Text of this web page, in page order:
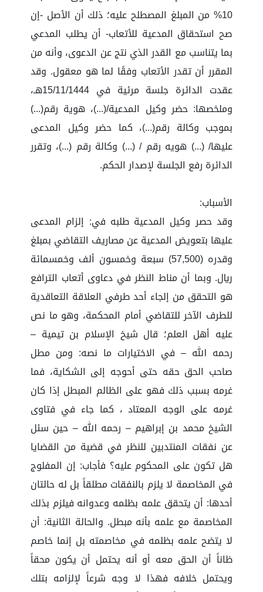
10% من المبلغ المصطلح عليه؛ ذلك أن الأصل -إن
صح استحقاق المدعية للأتعاب- أن يطلب المدعي
بما يتناسب مع القدر الذي نتج عن الدعوى، وأنه من
المقرر أن تقدر الأتعاب وفقًا لما هو معقول. وقد
عقدت الدائرة جلسة مرئية في 15/11/1444هـ،
وملخصها: حضر وكيل المدعية/(...)، هوية رقم(...)
بموجب وكالة رقم(...)، كما حضر وكيل المدعى
عليها/ (...) هويه رقم / (...) وكالة رقم (...)، وتقرر
الدائرة رفع الجلسة لإصدار الحكم.
الأسباب:
وقد حصر وكيل المدعية طلبه في: إلزام المدعى
عليها بتعويض المدعية عن مصاريف التقاضي بمبلغ
وقدره (57,500) سبعة وخمسون ألف وخمسمائة
ريال. وبما أن مناط النظر في دعاوى أتعاب الترافع
هو التحقق من إلجاء أحد طرفي العلاقة التعاقدية
للطرف الآخر للتقاضي أمام المحكمة، وهو ما نص
عليه أهل العلم؛ قال شيخ الإسلام بن تيمية –
رحمه الله – في الاختيارات ما نصه: ومن مطل
صاحب الحق حقه حتى أحوجه إلى الشكاية، فما
غرمه بسبب ذلك فهو على الظالم المبطل إذا كان
غرمه على الوجه المعتاد ، كما جاء في فتاوى
الشيخ محمد بن إبراهيم – رحمه الله – حين سئل
عن نفقات المنتدبين للنظر في قضية من القضايا
هل تكون على المحكوم عليه؟ فأجاب: إن المفلوج
في المخاصمة لا يلزم بالنفقات مطلقاً بل له حالتان
أحدها: أن يتحقق علمه بظلمه وعدوانه فيلزم بذلك
المخاصمة مع علمه بأنه مبطل. والحالة الثانية: أن
لا يتضح علمه بظلمه في مخاصمته بل إنما خاصم
ظاناً أن الحق معه أو أنه يحتمل أن يكون محقاً
ويحتمل خلافه فهذا لا وجه شرعاً لإلزامه بتلك